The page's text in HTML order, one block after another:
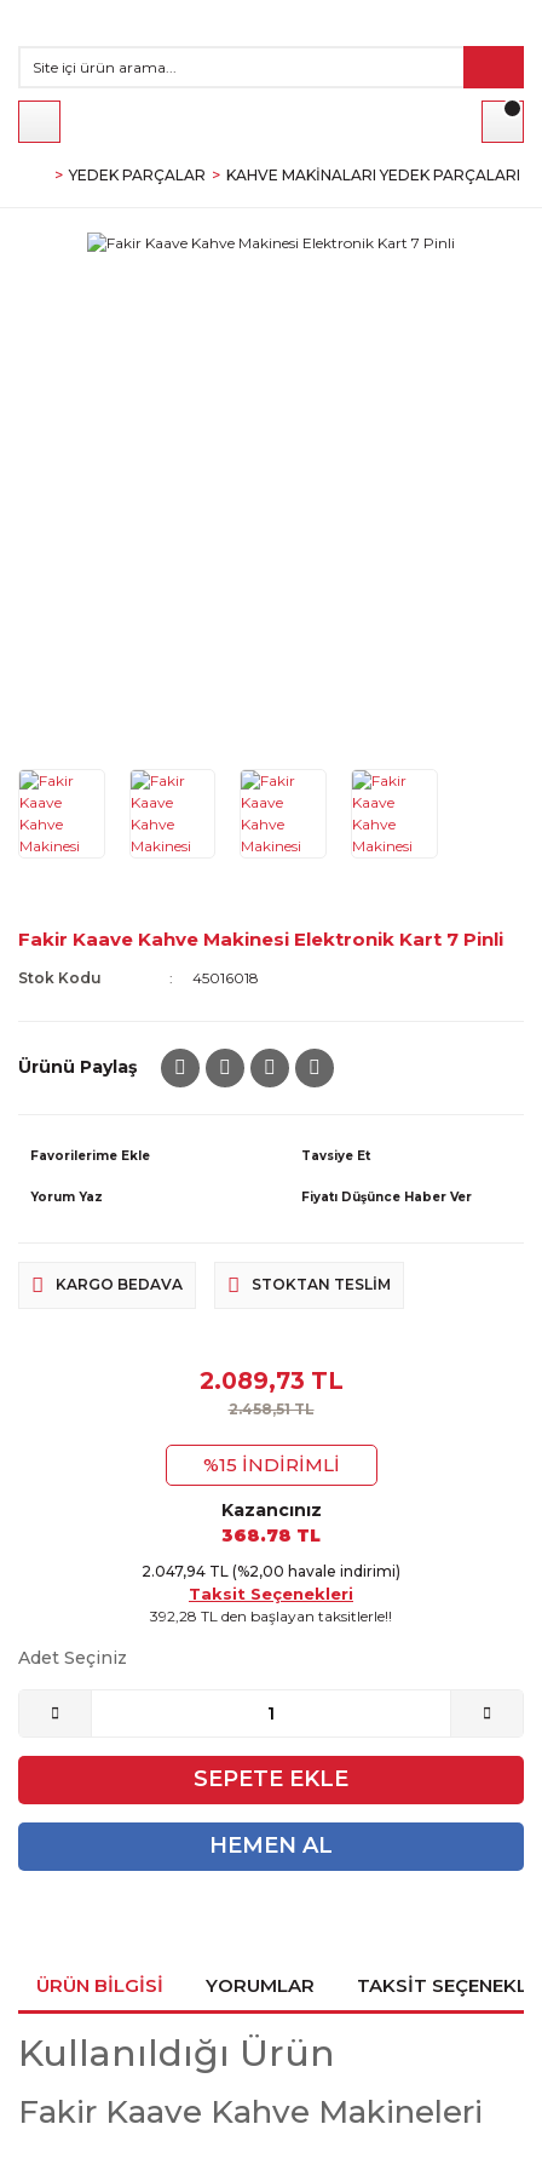
YEDEK PARÇALAR KAHVE MAKINALARI YEDEK PARÇALARI
Fakir Kaave Kahve Makinesi Elektronik Kart 7 Pinli
Stok Kodu 45016018
Ürünü Paylaş
Tavsiye Et
Yorum Yaz Fiyatı Düşünce Haber Ver
KARGO BEDAVA STOKTAN TESLIM
2.089,73 TL
2.458,51 TL
%15 İNDİRİMLİ
Kazancınız
368.78 TL
2.047,94 TL (%2,00 havale indirimi)
Taksit Seçenekleri
392,28 TL den başlayan taksitlerle!!
Adet Seçiniz
SEPETE EKLE
HEMEN AL
ÜRÜN BILGISI YORUMLAR TAKSIT
Kullanıldığı Ürün
Fakir Kaave Kahve Makineleri